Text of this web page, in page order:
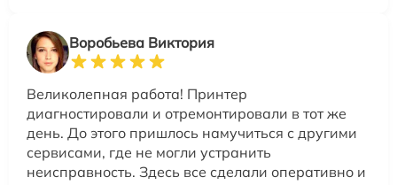
Воробьева Виктория
Великолепная работа! Принтер
диагностировали и отремонтировали в тот же
день. До этого пришлось намучиться с другими
сервисами, где не могли устранить
неисправность. Здесь все сделали оперативно и